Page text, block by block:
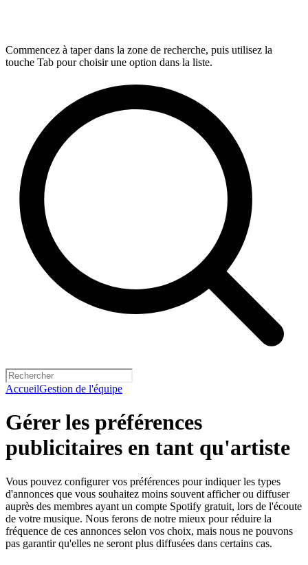
Commencez à taper dans la zone de recherche, puis utilisez la
touche Tab pour choisir une option dans la liste.
AccueilGestion de l'équipe
Gérer les préférences
publicitaires en tant qu'artiste
Vous pouvez configurer vos préférences pour indiquer les types
d'annonces que vous souhaitez moins souvent afficher ou diffuser
auprès des membres ayant un compte Spotify gratuit, lors de l'écoute
de votre musique. Nous ferons de notre mieux pour réduire la
fréquence de ces annonces selon vos choix, mais nous ne pouvons
pas garantir qu'elles ne seront plus diffusées dans certains cas.